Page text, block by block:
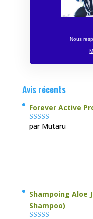
Nous
Avis récents
Forever Active
Note4sur
par Mutaru
Shampoing Aloe
Shampoo)